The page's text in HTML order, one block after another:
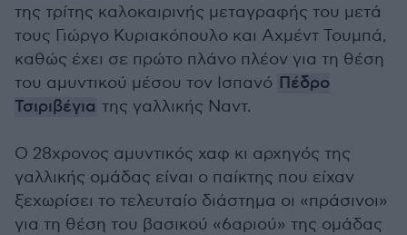
της τρίτης καλοκαιρινής μεταγραφής του μετά
τους Γιώργο Κυριακόπουλο και Αχμέντ Τουμπά,
καθώς έχει σε πρώτο πλάνο πλέον για τη θέση
του αμυντικού μέσου τον Ισπανό Πέδρο
Τσιριβέγια της γαλλικής Ναντ.
Ο 28χρονος αμυντικός χαφ κι αρχηγός της
γαλλικής ομάδας είναι ο παίκτης που είχαν
ξεχωρίσει το τελευταίο διάστημα οι «πράσινοι»
για τη θέση του βασικού «6αριού» της ομάδας